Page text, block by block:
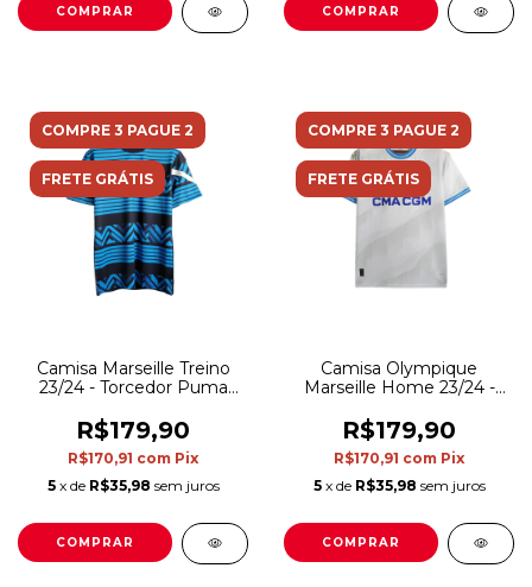
COMPRAR COMPRAR
COMPRE 3 PAGUE 2
FRETE GRÁTIS
Camisa Marseille Treino
23/24 - Torcedor Puma
detalhes em preto e
branco
R$179,90
R$170,91 com Pix
5 x de R$35,98 sem juros
COMPRAR
COMPRE 3 PAGUE 2
FRETE GRÁTIS
Camisa Olympique
Marseille Home 23/24 -
- Branco
R$179,90
R$170,91 com Pix
5 x de R$35,98 sem juros
COMPRAR